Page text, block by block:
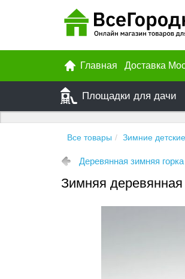
Главная Доставка
Площадки для дачи
Все товары Зимние
Деревянная зимняя
Зимняя